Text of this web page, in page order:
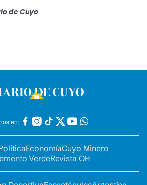
de Cuyo
en:
EconomíaCuyo Minero
VerdeRevista OH